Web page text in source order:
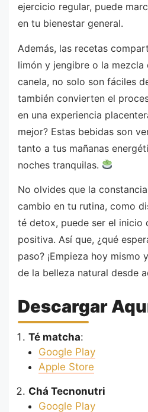
ejercicio regular, puede
en tu bienestar general.
Además, las recetas
limón y jengibre o la
canela, no solo son fáciles
también convierten el
en una experiencia
mejor? Estas bebidas son
tanto a tus mañanas
noches tranquilas.
No olvides que la
cambio en tu rutina, como
té detox, puede ser el inicio
positiva. Así que, ¿qué
paso? ¡Empieza hoy mismo
de la belleza natural desde
Descargar
Té matcha:
Google Play
Apple Store
Chá Tecnonutri
Google Play